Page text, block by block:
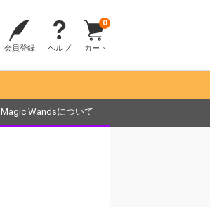
会員登録 ヘルプ カート
0
Magic Wandsについて